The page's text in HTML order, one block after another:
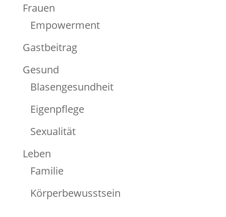
Frauen
Empowerment
Gastbeitrag
Gesund
Blasengesundheit
Eigenpflege
Sexualität
Leben
Familie
Körperbewusstsein